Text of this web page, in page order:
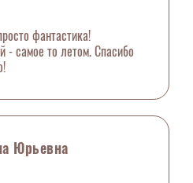
фантастика!
- самое то летом. Спасибо
Юрьевна